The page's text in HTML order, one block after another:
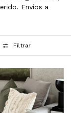
Envíos a
Filtrar